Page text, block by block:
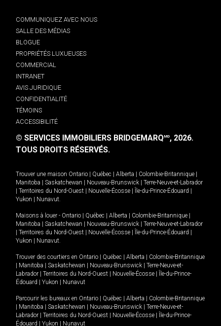
COMMUNIQUEZ AVEC NOUS
SALLE DES MÉDIAS
BLOGUE
PROPRIÉTÉS LUXUEUSES
COMMERCIAL
INTRANET
AVIS JURIDIQUE
CONFIDENTIALITÉ
TÉMOINS
ACCESSIBILITÉ
© SERVICES IMMOBILIERS BRIDGEMARQMD, 2026.
TOUS DROITS RÉSERVÉS.
Trouver une maison Ontario Québec Alberta Colombie-Britannique
Manitoba
Saskatchewan Nouveau-Brunswick
Terre-Neuve-et-Labrador
Territoires du Nord-Ouest Nouvelle-Écosse Île-du-Prince-Édouard
Yukon
Nunavut.
Maisons à louer - Ontario Québec Alberta Colombie-Britannique
Manitoba
Saskatchewan Nouveau-Brunswick
Terre-Neuve-et-Labrador
Territoires du Nord-Ouest Nouvelle-Écosse Île-du-Prince-Édouard
Yukon
Nunavut.
Trouver des courtiers en Ontario Québec Alberta
Colombie-Britannique
Manitoba Saskatchewan Nouveau-Brunswick
Terre-Neuve-et-
Labrador
Territoires du Nord-Ouest Nouvelle-Écosse
Île-du-Prince-
Édouard
Yukon Nunavut
Parcourir les bureaux en Ontario Québec Alberta
Colombie-Britannique
Manitoba Saskatchewan Nouveau-Brunswick
Terre-Neuve-et-
Labrador
Territoires du Nord-Ouest Nouvelle-Écosse
Île-du-Prince-
Édouard
Yukon Nunavut